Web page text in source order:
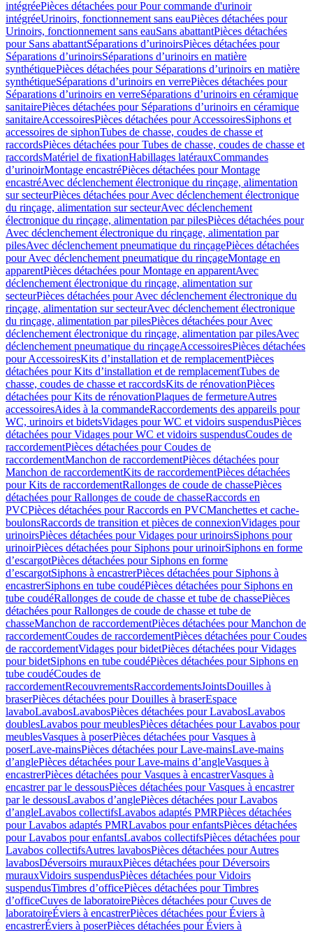
intégréePièces détachées pour Pour commande d'urinoir
intégréeUrinoirs, fonctionnement sans eauPièces détachées pour
Urinoirs, fonctionnement sans eauSans abattantPièces détachées
pour Sans abattantSéparations d’urinoirsPièces détachées pour
Séparations d’urinoirsSéparations d’urinoirs en matière
synthétiquePièces détachées pour Séparations d’urinoirs en matière
synthétiqueSéparations d’urinoirs en verrePièces détachées pour
Séparations d’urinoirs en verreSéparations d’urinoirs en céramique
sanitairePièces détachées pour Séparations d’urinoirs en céramique
sanitaireAccessoiresPièces détachées pour AccessoiresSiphons et
accessoires de siphonTubes de chasse, coudes de chasse et
raccordsPièces détachées pour Tubes de chasse, coudes de chasse et
raccordsMatériel de fixationHabillages latérauxCommandes
dʼurinoirMontage encastréPièces détachées pour Montage
encastréAvec déclenchement électronique du rinçage, alimentation
sur secteurPièces détachées pour Avec déclenchement électronique
du rinçage, alimentation sur secteurAvec déclenchement
électronique du rinçage, alimentation par pilesPièces détachées pour
Avec déclenchement électronique du rinçage, alimentation par
pilesAvec déclenchement pneumatique du rinçagePièces détachées
pour Avec déclenchement pneumatique du rinçageMontage en
apparentPièces détachées pour Montage en apparentAvec
déclenchement électronique du rinçage, alimentation sur
secteurPièces détachées pour Avec déclenchement électronique du
rinçage, alimentation sur secteurAvec déclenchement électronique
du rinçage, alimentation par pilesPièces détachées pour Avec
déclenchement électronique du rinçage, alimentation par pilesAvec
déclenchement pneumatique du rinçageAccessoiresPièces détachées
pour AccessoiresKits d’installation et de remplacementPièces
détachées pour Kits d’installation et de remplacementTubes de
chasse, coudes de chasse et raccordsKits de rénovationPièces
détachées pour Kits de rénovationPlaques de fermetureAutres
accessoiresAides à la commandeRaccordements des appareils pour
WC, urinoirs et bidetsVidages pour WC et vidoirs suspendusPièces
détachées pour Vidages pour WC et vidoirs suspendusCoudes de
raccordementPièces détachées pour Coudes de
raccordementManchon de raccordementPièces détachées pour
Manchon de raccordementKits de raccordementPièces détachées
pour Kits de raccordementRallonges de coude de chassePièces
détachées pour Rallonges de coude de chasseRaccords en
PVCPièces détachées pour Raccords en PVCManchettes et cache-
boulonsRaccords de transition et pièces de connexionVidages pour
urinoirsPièces détachées pour Vidages pour urinoirsSiphons pour
urinoirPièces détachées pour Siphons pour urinoirSiphons en forme
d’escargotPièces détachées pour Siphons en forme
d’escargotSiphons à encastrerPièces détachées pour Siphons à
encastrerSiphons en tube coudéPièces détachées pour Siphons en
tube coudéRallonges de coude de chasse et tube de chassePièces
détachées pour Rallonges de coude de chasse et tube de
chasseManchon de raccordementPièces détachées pour Manchon de
raccordementCoudes de raccordementPièces détachées pour Coudes
de raccordementVidages pour bidetPièces détachées pour Vidages
pour bidetSiphons en tube coudéPièces détachées pour Siphons en
tube coudéCoudes de
raccordementRecouvrementsRaccordementsJointsDouilles à
braserPièces détachées pour Douilles à braserEspace
lavaboLavabosLavabosPièces détachées pour LavabosLavabos
doublesLavabos pour meublesPièces détachées pour Lavabos pour
meublesVasques à poserPièces détachées pour Vasques à
poserLave-mainsPièces détachées pour Lave-mainsLave-mains
d’anglePièces détachées pour Lave-mains d’angleVasques à
encastrerPièces détachées pour Vasques à encastrerVasques à
encastrer par le dessousPièces détachées pour Vasques à encastrer
par le dessousLavabos d’anglePièces détachées pour Lavabos
d’angleLavabos collectifsLavabos adaptés PMRPièces détachées
pour Lavabos adaptés PMRLavabos pour enfantsPièces détachées
pour Lavabos pour enfantsLavabos collectifsPièces détachées pour
Lavabos collectifsAutres lavabosPièces détachées pour Autres
lavabosDéversoirs murauxPièces détachées pour Déversoirs
murauxVidoirs suspendusPièces détachées pour Vidoirs
suspendusTimbres dʼofficePièces détachées pour Timbres
dʼofficeCuves de laboratoirePièces détachées pour Cuves de
laboratoireÉviers à encastrerPièces détachées pour Éviers à
encastrerÉviers à poserPièces détachées pour Éviers à